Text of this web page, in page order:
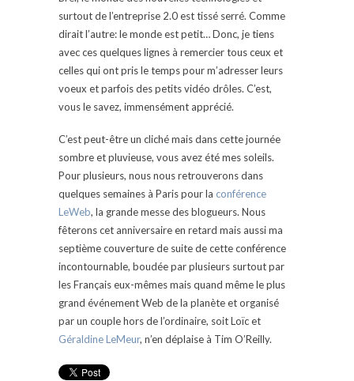
surtout de l’entreprise 2.0 est tissé serré. Comme
dirait l’autre: le monde est petit… Donc, je tiens
avec ces quelques lignes à remercier tous ceux et
celles qui ont pris le temps pour m’adresser leurs
voeux et parfois des petits vidéo drôles. C’est,
vous le savez, immensément apprécié.
C’est peut-être un cliché mais dans cette journée
sombre et pluvieuse, vous avez été mes soleils.
Pour plusieurs, nous nous retrouverons dans
quelques semaines à Paris pour la conférence
LeWeb, la grande messe des blogueurs. Nous
fêterons cet anniversaire en retard mais aussi ma
septième couverture de suite de cette conférence
incontournable, boudée par plusieurs surtout par
les Français eux-mêmes mais quand même le plus
grand événement Web de la planète et organisé
par un couple hors de l’ordinaire, soit Loïc et
Géraldine LeMeur, n’en déplaise à Tim O’Reilly.